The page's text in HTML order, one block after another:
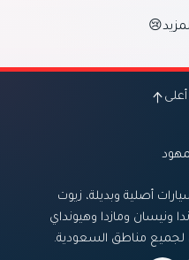
أصلية وبديلة، زيوت
ونيسان ومازدا وهيونداي